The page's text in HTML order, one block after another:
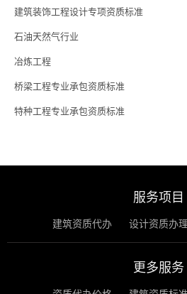
建筑装饰工程设计专项资质标准
石油天然气行业
冶炼工程
桥梁工程专业承包资质标准
特种工程专业承包资质标准
服务项目
建筑资质代办 设计资质办理
更多服务